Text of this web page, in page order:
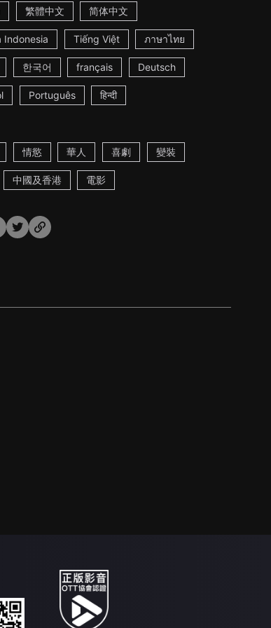
繁體中文 简体中文
Indonesia Tiếng Việt ภาษาไทย
한국어 français Deutsch
Português हिन्दी
情慾 華人 喜劇 變裝
中國及香港 電影